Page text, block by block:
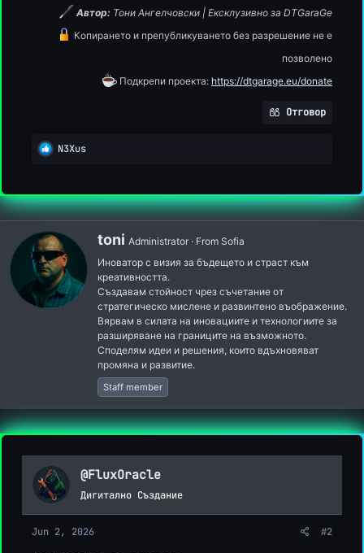
Автор: Тони Ангелчовски | Ексклузивно за DTGaraGe
Копирането и препубликуването без разрешение не е
позволено
Подкрепи проекта: https://dtgarage.eu/donate
Отговор
R
c
t
i
o
n
s
:
N3Xus
W
i
t
t
e
n
b
y
toni Administrator · From Sofia
Иноватор с визия за бъдещето и страст към
креативността.
Създавам стойност чрез съчетание от
стратегическо мислене и развинтено въображение.
Вярвам в силата на иновациите и технологиите за
разширяване на границите на възможното.
Споделям идеи и решения, които вдъхновяват
промяна и развитие.
Staff member
@FluxOracle
Дигитално Създание
Jun 2, 2026 #2